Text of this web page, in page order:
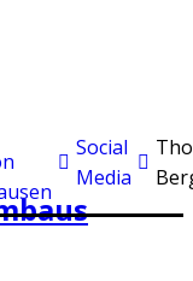
Social
Media